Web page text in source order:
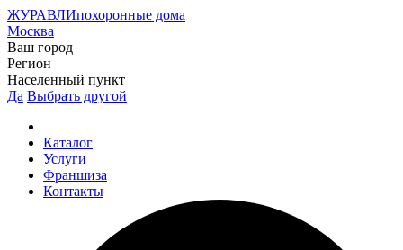
ЖУРАВЛИпохоронные дома
Москва
Ваш город
Регион
Населенный пункт
Да Выбрать другой
Каталог
Услуги
Франшиза
Контакты